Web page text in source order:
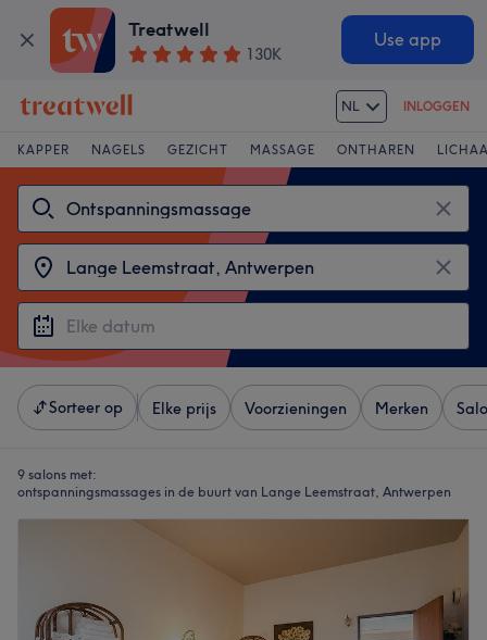
Treatwell
130K
Use app
NL INLOGGEN
KAPPER NAGELS GEZICHT MASSAGE ONTHAREN
Sorteer op Elke prijs Voorzieningen Merken
9 salons met:
ontspanningsmassages in de buurt van Lange Leemstraat, Antwerpen